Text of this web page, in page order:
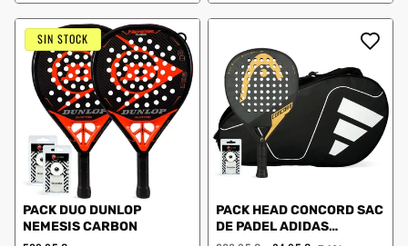
SIN STOCK
PACK DUO DUNLOP
NEMESIS CARBON
PACK HEAD CONCORD SAC
DE PADEL ADIDAS
CARBON CTR BLANC